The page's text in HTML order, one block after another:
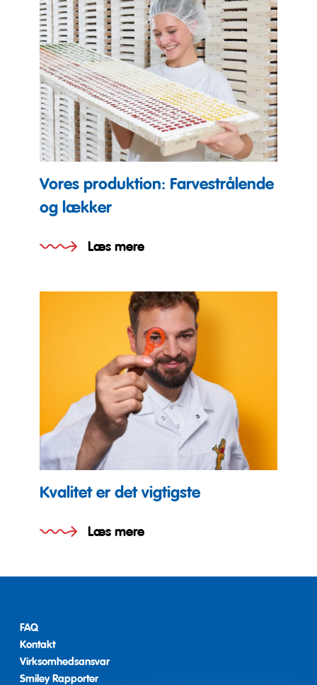
Vores produktion: Farvestrålende
og lækker
Læs mere
Kvalitet er det vigtigste
Læs mere
FAQ
Kontakt
Virksomhedsansvar
Smiley Rapporter